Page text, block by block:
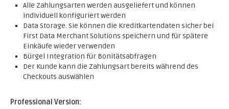
Alle Zahlungsarten werden ausgeliefert und können
individuell konfiguriert werden
Data Storage. Sie können die Kreditkartendaten sicher bei
First Data Merchant Solutions speichern und für spätere
Einkäufe wieder verwenden
Bürgel Integration für Bonitätsabfragen
Der Kunde kann die Zahlungsart bereits während des
Checkouts auswählen
Professional Version: